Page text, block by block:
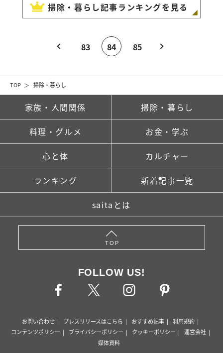
TOP 掃除・暮らし
掃除・暮らし記事ランキングを見る
83 84 85
家族・人間関係 掃除・暮らし
料理・グルメ お金・学ぶ
心と体 カルチャー
ランキング 新着記事一覧
saitaとは
TOP
FOLLOW US!
お問い合わせ プレスリリースはこちら おすすめ記事
利用規約
コンテンツポリシー
プライバシーポリシー クッキーポリシー
運営会社
媒体資料